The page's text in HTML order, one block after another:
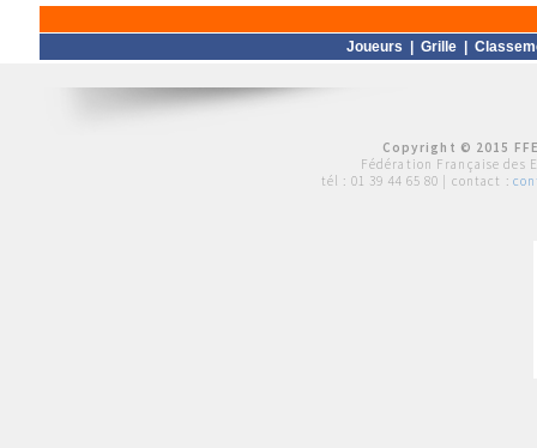
Joueurs Grille
Copyright © 2015
Fédération Française des
tél : 01 39 44 65 80 | contact :